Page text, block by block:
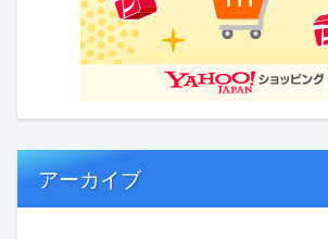
アーカイブ